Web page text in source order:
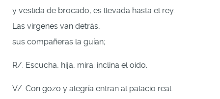
y vestida de brocado, es llevada hasta el rey.
Las vírgenes van detrás,
sus compañeras la guían;
R/. Escucha, hija, mira: inclina el oído.
V/. Con gozo y alegría entran al palacio real.